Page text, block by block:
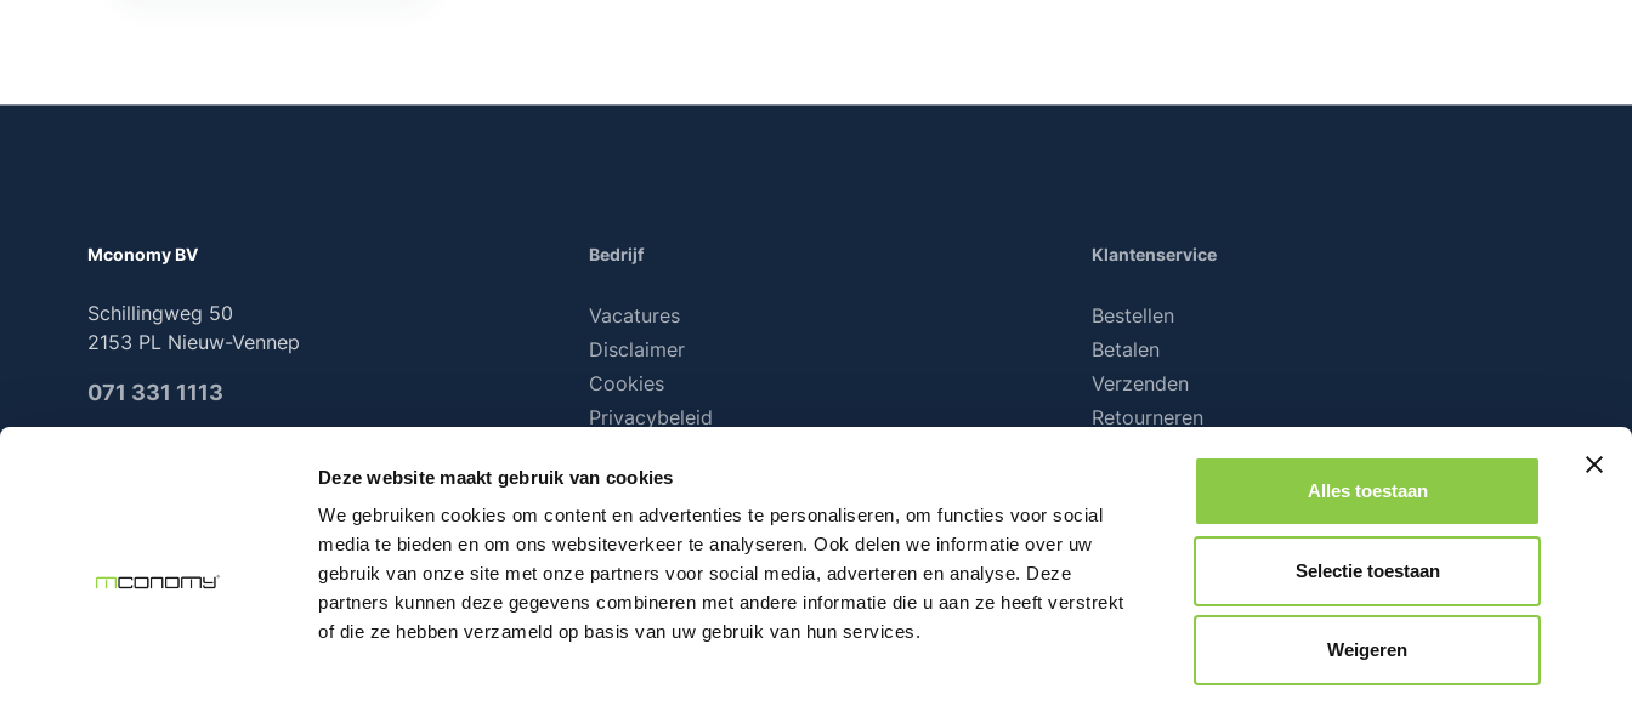
Deze website maakt gebruik van cookies
We gebruiken cookies om content en advertenties te personaliseren, om functies voor social
media te bieden en om ons websiteverkeer te analyseren. Ook delen we informatie over uw
gebruik van onze site met onze partners voor social media, adverteren en analyse. Deze
partners kunnen deze gegevens combineren met andere informatie die u aan ze heeft verstrekt
of die ze hebben verzameld op basis van uw gebruik van hun services.
Alles toestaan
Selectie toestaan
Weigeren
Mconomy BV
Schillingweg 50
2153 PL Nieuw-Vennep
071 331 1113
2025 Mconomy all rights reserved
Bedrijf
Vacatures
Disclaimer
Cookies
Privacybeleid
Klantenservice
Bestellen
Betalen
Verzenden
Retourneren